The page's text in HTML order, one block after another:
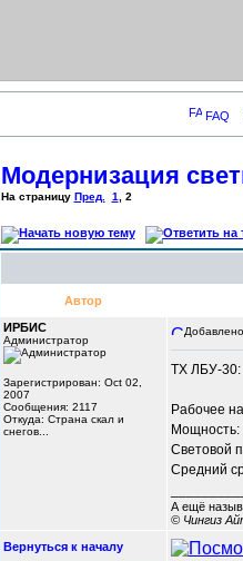
FAQ
Модернизация
На страницу Пред. 1 2
Автор
ИРБИС
Администратор
Зарегистрирован: Oct 02,
2007
Сообщения: 2117
Откуда: Cтрана скал и
снегов...
ТХ ЛБУ-30:
Рабочее
Мощность:
Световой
Средний
А ещё
© Чингиз
Вернуться к началу